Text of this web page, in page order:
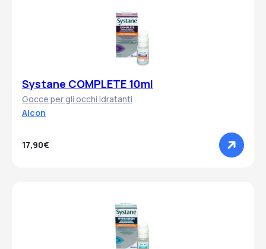
Systane COMPLETE 10ml
Gocce per gli occhi idratanti
Alcon
17,90€